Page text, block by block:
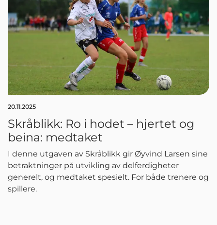
20.11.2025
Skråblikk: Ro i hodet – hjertet og
beina: medtaket
I denne utgaven av Skråblikk gir Øyvind Larsen sine
betraktninger på utvikling av delferdigheter
generelt, og medtaket spesielt. For både trenere og
spillere.